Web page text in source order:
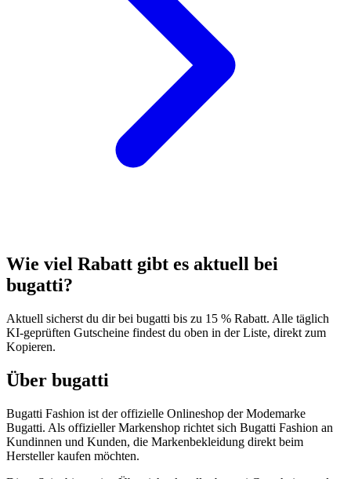
Wie viel Rabatt gibt es aktuell bei
bugatti?
Aktuell sicherst du dir bei bugatti bis zu 15 % Rabatt. Alle täglich
KI-geprüften Gutscheine findest du oben in der Liste, direkt zum
Kopieren.
Über bugatti
Bugatti Fashion ist der offizielle Onlineshop der Modemarke
Bugatti. Als offizieller Markenshop richtet sich Bugatti Fashion an
Kundinnen und Kunden, die Markenbekleidung direkt beim
Hersteller kaufen möchten.